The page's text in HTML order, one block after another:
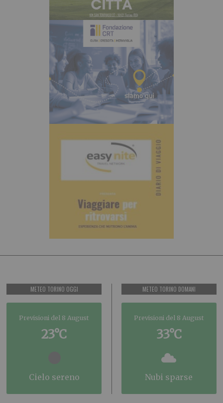
METEO TORINO OGGI
Previsioni del 8 August
23°C
cielo sereno
METEO TORINO DOMANI
Previsioni del 8 August
33°C
nubi sparse